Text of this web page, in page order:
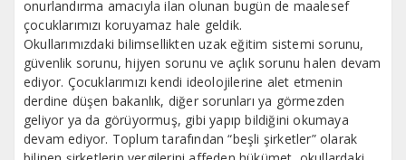
onurlandırma amacıyla ilan olunan bugün de maalesef
çocuklarımızı koruyamaz hale geldik.
Okullarımızdaki bilimsellikten uzak eğitim sistemi sorunu,
güvenlik sorunu, hijyen sorunu ve açlık sorunu halen devam
ediyor. Çocuklarımızı kendi ideolojilerine alet etmenin
derdine düşen bakanlık, diğer sorunları ya görmezden
geliyor ya da görüyormuş, gibi yapıp bildiğini okumaya
devam ediyor. Toplum tarafından “beşli şirketler” olarak